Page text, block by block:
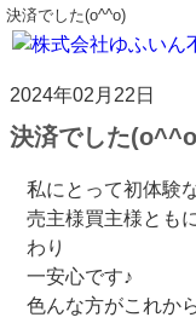
決済でした(o^^o)
2024年02月22日
決済でした
私にとって初体験
売主様買主様とも
わり
一安心です♪
色んな方がこれか